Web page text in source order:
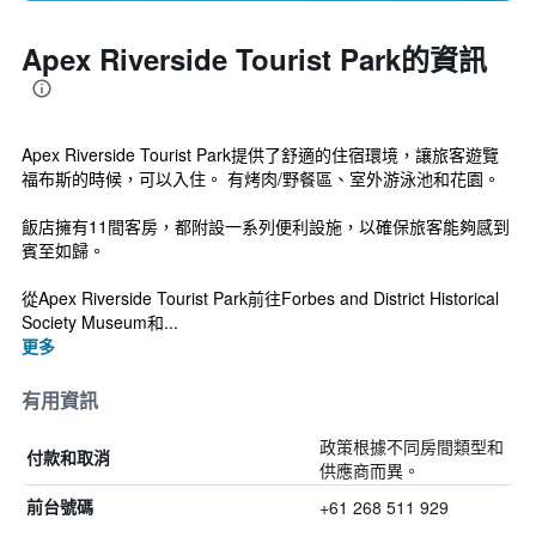
Apex Riverside Tourist Park的資訊
Apex Riverside Tourist Park提供了舒適的住宿環境，讓旅客遊覽
福布斯的時候，可以入住。 有烤肉/野餐區、室外游泳池和花園。
飯店擁有11間客房，都附設一系列便利設施，以確保旅客能夠感到
賓至如歸。
從Apex Riverside Tourist Park前往Forbes and District Historical
Society Museum和...
更多
有用資訊
付款和取消
政策根據不同房間類型和
供應商而異。
前台號碼 +61 268 511 929